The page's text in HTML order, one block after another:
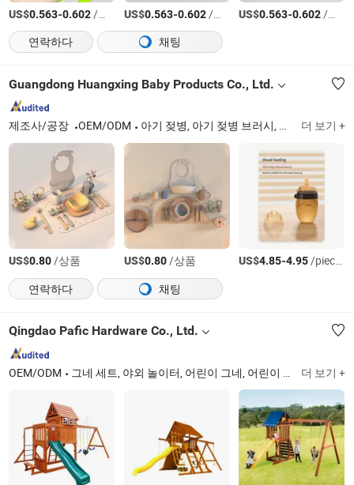
US$0.563-0.602/상품 US$0.563-0.602/상품 US$0.563-0.602/상품
연락하다
채팅
Guangdong Huangxing Baby Products Co., Ltd.
제조사/공장 OEM/ODM 아기 젖병, 아기 젖병 브러시, 물병 더 보기 +
US$0.80/상품 US$0.80/상품 US$4.85-4.95/pieces
연락하다
채팅
Qingdao Pafic Hardware Co., Ltd.
OEM/ODM 그네 세트, 야외 놀이터, 어린이 그네, 어린이 미끄럼틀, 그네 세트 액세서리, 야외 피트니스 더 보기 +